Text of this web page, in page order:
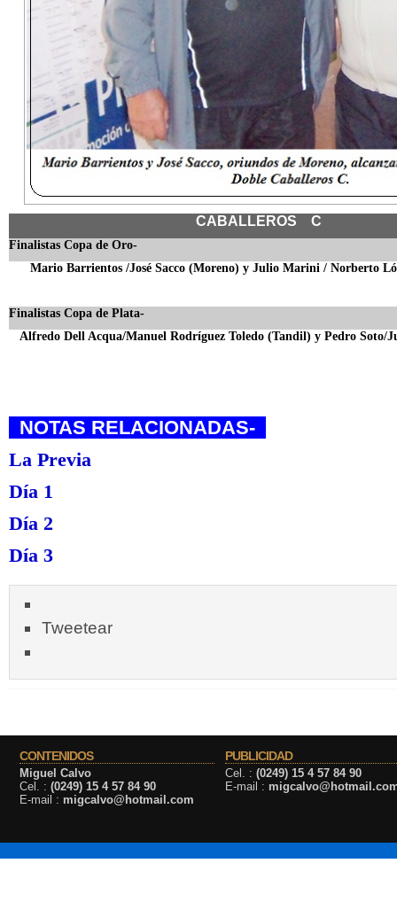
CABALLEROS C
Finalistas Copa de Oro-
Mario Barrientos /José Sacco (Moreno) y Julio Marini / Norberto
Finalistas Copa de Plata-
Alfredo Dell Acqua/Manuel Rodríguez Toledo (Tandil) y Pedro Soto/
NOTAS RELACIONADAS-
La Previa
Día 1
Día 2
Día 3
Tweetear
CONTENIDOS
Miguel Calvo
Cel. : (0249) 15 4 57 84 90
E-mail : migcalvo@hotmail.com
PUBLICIDAD
Cel. : (0249) 15 4 57 84 90
E-mail :